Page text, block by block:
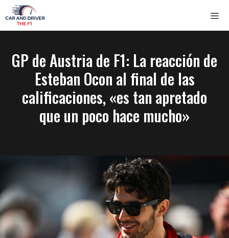
Saltar
al
contenido
GP de Austria de F1: La reacción de
Esteban Ocon al final de las
calificaciones, «es tan apretado
que un poco hace mucho»